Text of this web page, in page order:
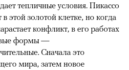
тепличные условия. Пикассо
этой золотой клетке, но когда
конфликт, в его работах
формы —
Сначала это
мира, затем новое